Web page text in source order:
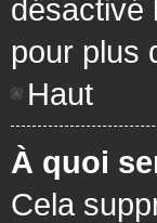
désactivé
pour plus
Haut
À quoi
Cela